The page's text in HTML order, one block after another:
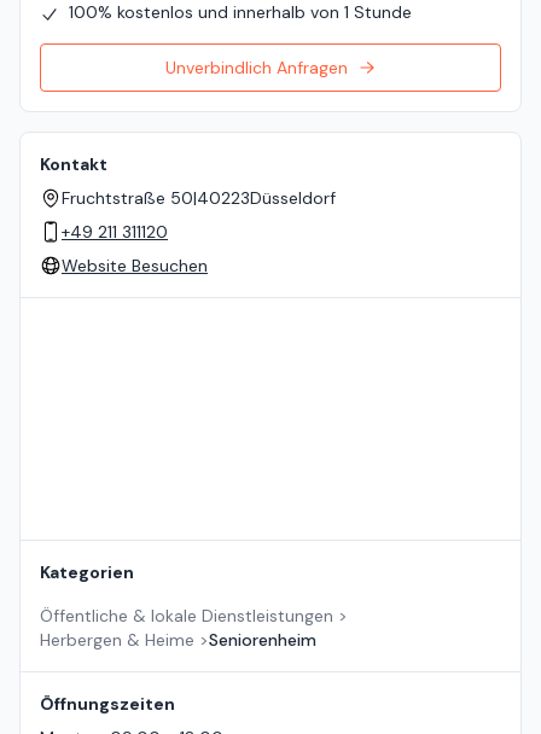
100% kostenlos und innerhalb von 1 Stunde
Unverbindlich Anfragen
Kontakt
Fruchtstraße 50|40223Düsseldorf
+49 211 311120
Website Besuchen
Kategorien
Öffentliche & lokale Dienstleistungen >
Herbergen & Heime >Seniorenheim
Öffnungszeiten